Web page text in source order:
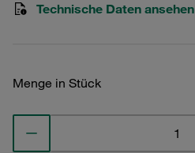
Technische Daten ansehen
Menge in Stück